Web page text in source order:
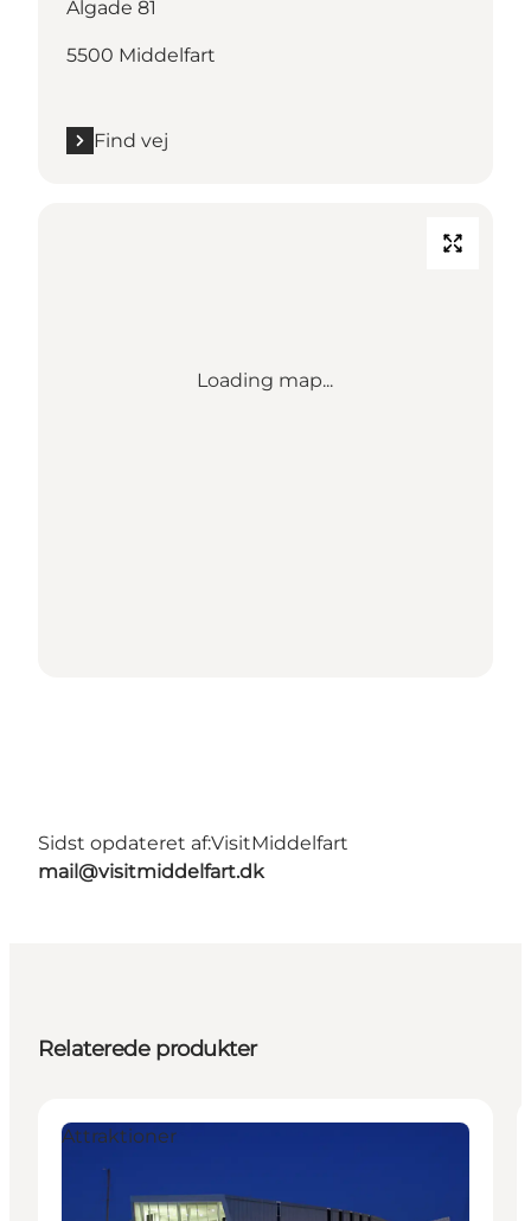
Algade 81
5500 Middelfart
Find vej
Loading map...
Sidst opdateret af:VisitMiddelfart
mail@visitmiddelfart.dk
Relaterede produkter
Attraktioner